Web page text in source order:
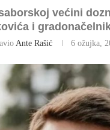
većini
i
Ante Rašić 6 ožujka,